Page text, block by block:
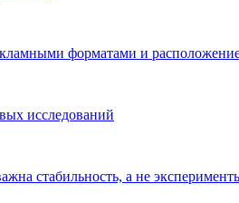
форматами и
исследований
стабильность, а не